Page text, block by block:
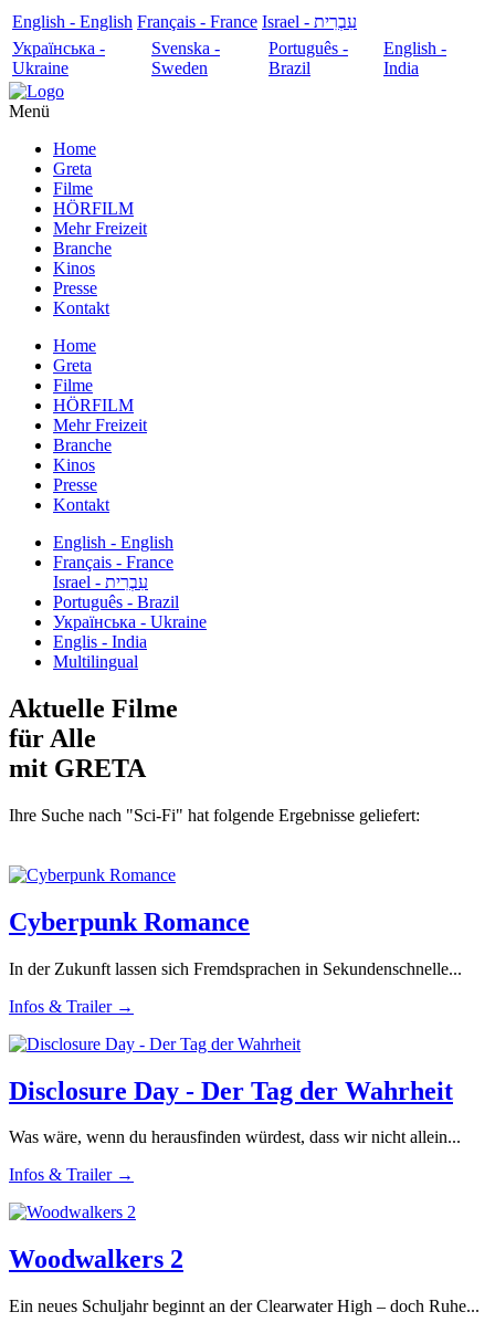
English - English Français - France
עִבְרִית - Israel
Українська -
Ukraine
Svenska -
Sweden
Português -
Brazil
English -
India
Menü
Home
Greta
Filme
HÖRFILM
Mehr Freizeit
Branche
Kinos
Presse
Kontakt
Home
Greta
Filme
HÖRFILM
Mehr Freizeit
Branche
Kinos
Presse
Kontakt
English - English
Français - France
עִבְרִית - Israel
Português - Brazil
Українська - Ukraine
Englis - India
Multilingual
Aktuelle Filme
für Alle
mit GRETA
Ihre Suche nach "Sci-Fi" hat folgende Ergebnisse geliefert:
Cyberpunk Romance
In der Zukunft lassen sich Fremdsprachen in Sekundenschnelle...
Infos & Trailer →
Disclosure Day - Der Tag der Wahrheit
Was wäre, wenn du herausfinden würdest, dass wir nicht allein...
Infos & Trailer →
Woodwalkers 2
Ein neues Schuljahr beginnt an der Clearwater High – doch Ruhe...